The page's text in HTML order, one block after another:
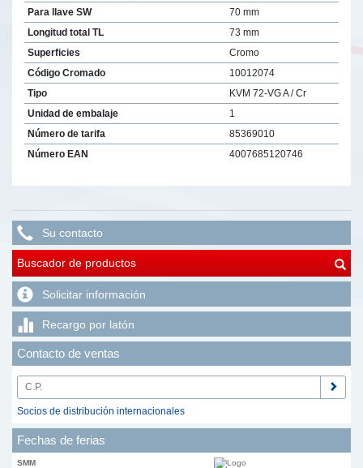
Para llave SW
70 mm
Longitud total TL
73 mm
Superficies
Cromo
Código Cromado
10012074
Tipo
KVM 72-VG A / Cr
Unidad de embalaje
1
Número de tarifa
85369010
Número EAN
4007685120746
Su contacto
Buscador de productos
Solicitar información
Recargo por latón
Contacto de ventas
Socios de distribución internacionales
Fechas de ferias
SMM